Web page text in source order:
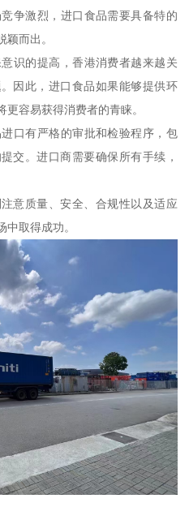
争激烈，进口食品需要具备特的
而出。
识的提高，香港消费者越来越关
因此，进口食品如果能够提供环
容易获得消费者的青睐。
口有严格的审批和检验程序，包
交。进口商需要确保所有手续，
意质量、安全、合规性以及适应
取得成功。